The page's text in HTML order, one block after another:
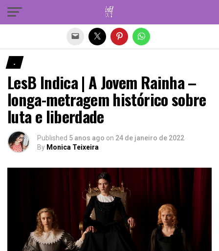
.
LesB Indica | A Jovem Rainha –
longa-metragem histórico sobre
luta e liberdade
Published 5 anos ago on 24 de janeiro de 2022
By Monica Teixeira
Sair da versão mobile